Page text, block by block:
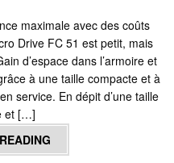
maximale avec des coûts
Drive FC 51 est petit, mais
d’espace dans l’armoire et
à une taille compacte et à
service. En dépit d’une taille
et […]